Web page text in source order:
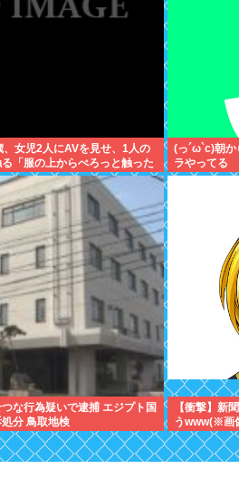
、女児2人にAVを見せ、1人の
「服の上からぺろっと触った
(っ´ω`c)朝か
ラやってる
つな行為疑いで逮捕 エジプト国
分 鳥取地検
【衝撃】新
うwww(※画